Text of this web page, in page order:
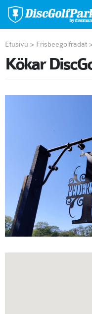
Etusivu > Frisbeegolfradat
Kökar